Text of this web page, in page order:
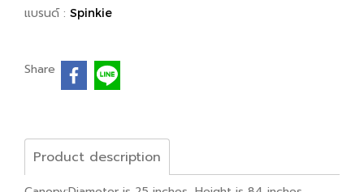
แบรนด์ : Spinkie
Share
Product description